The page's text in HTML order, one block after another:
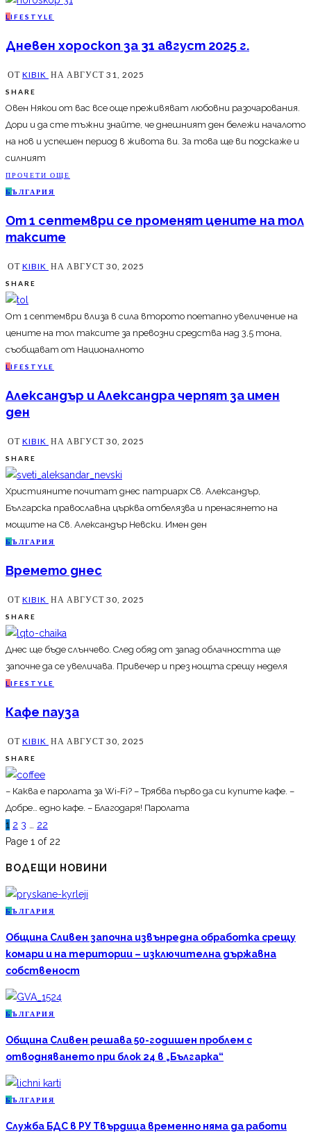
L IFESTYLE
Дневен хороскоп за 31 август 2025 г.
ОТ KIBIK НА АВГУСТ 31, 2025
SHARE
Овен Някои от вас все още преживяват любовни разочарования.
Дори и да сте тъжни знайте, че днешният ден бележи началото
на нов и успешен период в живота ви. За това ще ви подскаже и
силният
ПРОЧЕТИ ОЩЕ
Б ЪЛГАРИЯ
От 1 септември се променят цените на тол
таксите
ОТ KIBIK НА АВГУСТ 30, 2025
SHARE
От 1 септември влиза в сила второто поетапно увеличение на
цените на тол таксите за превозни средства над 3,5 тона,
съобщават от Националното
L IFESTYLE
Александър и Александра черпят за имен
ден
ОТ KIBIK НА АВГУСТ 30, 2025
SHARE
Християните почитат днес патриарх Св. Александър,
Българска православна църква отбелязва и пренасянето на
мощите на Св. Александър Невски. Имен ден
Б ЪЛГАРИЯ
Времето днес
ОТ KIBIK НА АВГУСТ 30, 2025
SHARE
Днес ще бъде слънчево. След обяд от запад облачността ще
започне да се увеличава. Привечер и през нощта срещу неделя
L IFESTYLE
Кафе пауза
ОТ KIBIK НА АВГУСТ 30, 2025
SHARE
– Каква е паролата за Wi-Fi? – Трябва първо да си купите кафе. –
Добре… едно кафе. – Благодаря! Паролата
1 2 3 … 22
Page 1 of 22
ВОДЕЩИ НОВИНИ
Б ЪЛГАРИЯ
Община Сливен започна извънредна обработка срещу
комари и на територии – изключителна държавна
собственост
Б ЪЛГАРИЯ
Община Сливен решава 50-годишен проблем с
отводняването при блок 24 в „Българка“
Б ЪЛГАРИЯ
Служба БДС в РУ Твърдица временно няма да работи